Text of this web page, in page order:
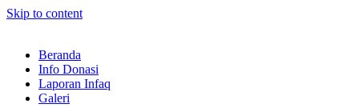
Skip to content
Beranda
Info Donasi
Laporan Infaq
Galeri